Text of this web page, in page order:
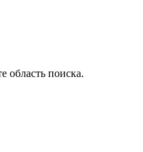
область поиска.